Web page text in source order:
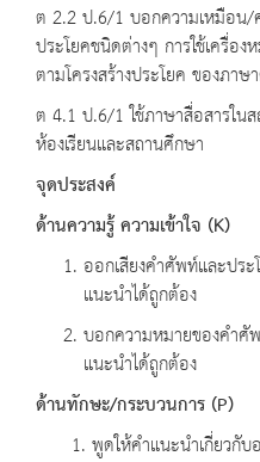
ต 2.2 ป.6/1 บอกความเหมือน/
ประโยคชนิดต่างๆ การใช้เครื่อ
ตามโครงสร้างประโยค ของภา
ต 4.1 ป.6/1 ใช้ภาษาสื่อสารใน
ห้องเรียนและสถานศึกษา
จุดประสงค์
ด้านความรู้ ความเข้าใจ (K)
ออกเสียงคำศัพท์และประ
แนะนำได้ถูกต้อง
บอกความหมายของคำศั
แนะนำได้ถูกต้อง
ด้านทักษะ/กระบวนการ (P)
1. พูดให้คำแนะนำเกี่ยวกับอ